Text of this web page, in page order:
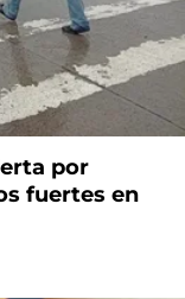
por
fuertes en